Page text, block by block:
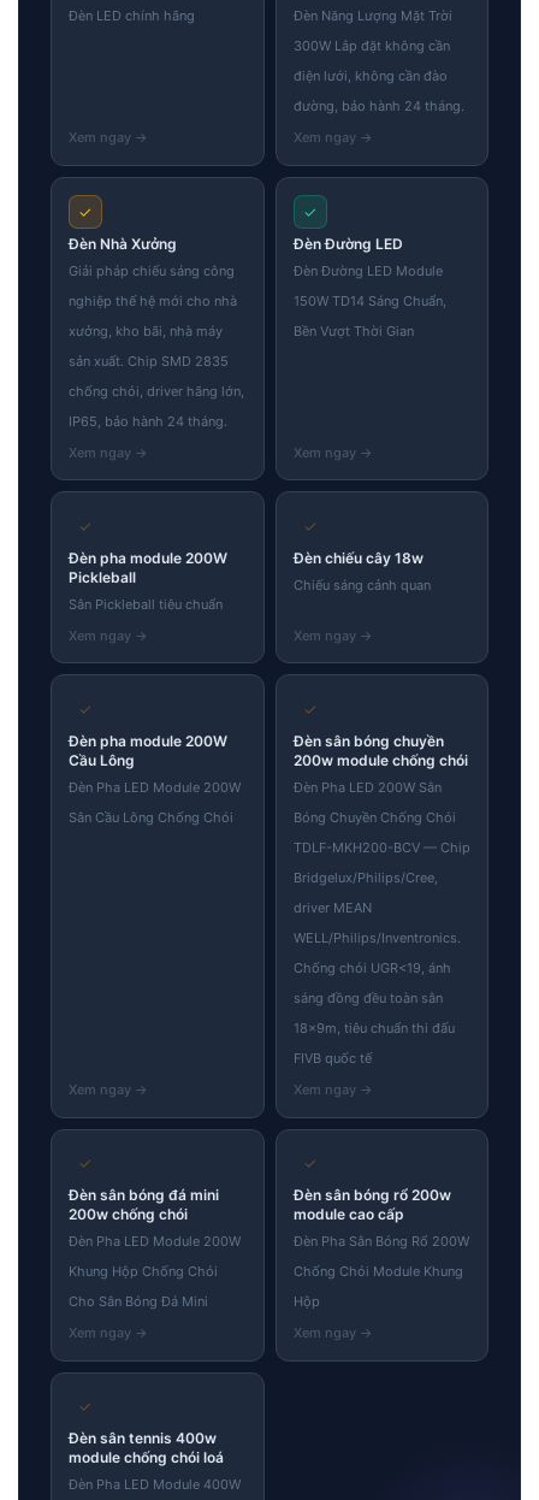
Đèn LED chính hãng
Đèn Năng Lượng Mặt Trời
300W Lắp đặt không cần
điện lưới, không cần đào
đường, bảo hành 24 tháng.
✓
Đèn Nhà Xưởng
Giải pháp chiếu sáng công
nghiệp thế hệ mới cho nhà
xưởng, kho bãi, nhà máy
sản xuất. Chip SMD 2835
chống chói, driver hãng lớn,
IP65, bảo hành 24 tháng.
✓
Đèn Đường LED
Đèn Đường LED Module
150W TD14 Sáng Chuẩn,
Bền Vượt Thời Gian
✓
Đèn pha module 200W
Pickleball
Sân Pickleball tiêu chuẩn
✓
Đèn chiếu cây 18w
Chiếu sáng cảnh quan
✓
Đèn pha module 200W
Cầu Lông
Đèn Pha LED Module 200W
Sân Cầu Lông Chống Chói
✓
Đèn sân bóng chuyền
200w module chống chói
Đèn Pha LED 200W Sân
Bóng Chuyền Chống Chói
TDLF-MKH200-BCV — Chip
Bridgelux/Philips/Cree,
driver MEAN
WELL/Philips/Inventronics.
Chống chói UGR<19, ánh
sáng đồng đều toàn sân
18×9m, tiêu chuẩn thi đấu
FIVB quốc tế
✓
Đèn sân bóng đá mini
200w chống chói
Đèn Pha LED Module 200W
Khung Hộp Chống Chói
Cho Sân Bóng Đá Mini
✓
Đèn sân bóng rổ 200w
module cao cấp
Đèn Pha Sân Bóng Rổ 200W
Chống Chói Module Khung
Hộp
✓
Đèn sân tennis 400w
module chống chói loá
Đèn Pha LED Module 400W